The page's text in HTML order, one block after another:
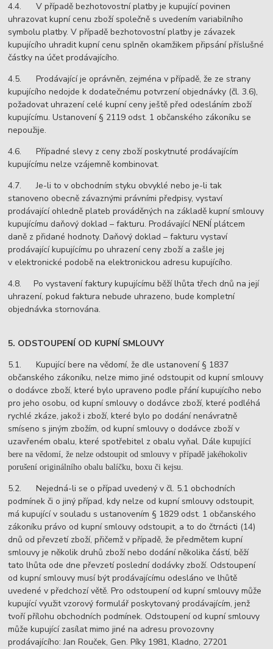
4.4. V případě bezhotovostní platby je kupující povinen
uhrazovat kupní cenu zboží společně s uvedením variabilního
symbolu platby. V případě bezhotovostní platby je závazek
kupujícího uhradit kupní cenu splněn okamžikem připsání příslušné
částky na účet prodávajícího.
4.5. Prodávající je oprávněn, zejména v případě, že ze strany
kupujícího nedojde k dodatečnému potvrzení objednávky (čl. 3.6),
požadovat uhrazení celé kupní ceny ještě před odesláním zboží
kupujícímu. Ustanovení § 2119 odst. 1 občanského zákoníku se
nepoužije.
4.6. Případné slevy z ceny zboží poskytnuté prodávajícím
kupujícímu nelze vzájemně kombinovat.
4.7. Je-li to v obchodním styku obvyklé nebo je-li tak
stanoveno obecně závaznými právními předpisy, vystaví
prodávající ohledně plateb prováděných na základě kupní smlouvy
kupujícímu daňový doklad – fakturu. Prodávající NENÍ plátcem
daně z přidané hodnoty. Daňový doklad – fakturu vystaví
prodávající kupujícímu po uhrazení ceny zboží a zašle jej
v elektronické podobě na elektronickou adresu kupujícího.
4.8. Po vystavení faktury kupujícímu běží lhůta třech dnů na její
uhrazení, pokud faktura nebude uhrazeno, bude kompletní
objednávka stornována.
5. ODSTOUPENÍ OD KUPNÍ SMLOUVY
5.1. Kupující bere na vědomí, že dle ustanovení § 1837
občanského zákoníku, nelze mimo jiné odstoupit od kupní smlouvy
o dodávce zboží, které bylo upraveno podle přání kupujícího nebo
pro jeho osobu, od kupní smlouvy o dodávce zboží, které podléhá
rychlé zkáze, jakož i zboží, které bylo po dodání nenávratně
smíseno s jiným zbožím, od kupní smlouvy o dodávce zboží v
uzavřeném obalu, které spotřebitel z obalu vyňal. Dále kupující
bere na vědomí, že nelze odstoupit od smlouvy v případě jakéhokoliv
porušení originálního obalu balíčku, boxu či kejsu.
5.2. Nejedná-li se o případ uvedený v čl. 5.1 obchodních
podmínek či o jiný případ, kdy nelze od kupní smlouvy odstoupit,
má kupující v souladu s ustanovením § 1829 odst. 1 občanského
zákoníku právo od kupní smlouvy odstoupit, a to do čtrnácti (14)
dnů od převzetí zboží, přičemž v případě, že předmětem kupní
smlouvy je několik druhů zboží nebo dodání několika částí, běží
tato lhůta ode dne převzetí poslední dodávky zboží. Odstoupení
od kupní smlouvy musí být prodávajícímu odesláno ve lhůtě
uvedené v předchozí větě. Pro odstoupení od kupní smlouvy může
kupující využit vzorový formulář poskytovaný prodávajícím, jenž
tvoří přílohu obchodních podmínek. Odstoupení od kupní smlouvy
může kupující zasílat mimo jiné na adresu provozovny
prodávajícího: Jan Rouček, Gen. Píky 1981, Kladno, 27201